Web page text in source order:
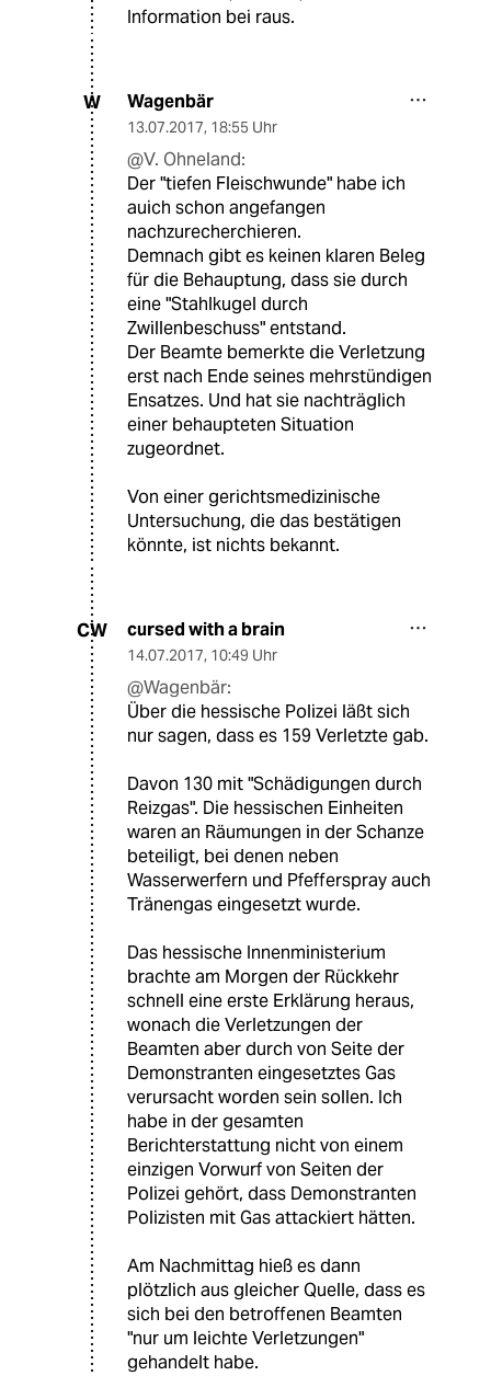
Information bei raus.
W Wagenbär
13.07.2017, 18:55 Uhr
@V. Ohneland:
Der "tiefen Fleischwunde" habe ich
auich schon angefangen
nachzurecherchieren.
Demnach gibt es keinen klaren Beleg
für die Behauptung, dass sie durch
eine "Stahlkugel durch
Zwillenbeschuss" entstand.
Der Beamte bemerkte die Verletzung
erst nach Ende seines mehrstündigen
Ensatzes. Und hat sie nachträglich
einer behaupteten Situation
zugeordnet.
Von einer gerichtsmedizinische
Untersuchung, die das bestätigen
könnte, ist nichts bekannt.
CW cursed with a brain
14.07.2017, 10:49 Uhr
@Wagenbär:
Über die hessische Polizei läßt sich
nur sagen, dass es 159 Verletzte gab.
Davon 130 mit "Schädigungen durch
Reizgas". Die hessischen Einheiten
waren an Räumungen in der Schanze
beteiligt, bei denen neben
Wasserwerfern und Pfefferspray auch
Tränengas eingesetzt wurde.
Das hessische Innenministerium
brachte am Morgen der Rückkehr
schnell eine erste Erklärung heraus,
wonach die Verletzungen der
Beamten aber durch von Seite der
Demonstranten eingesetztes Gas
verursacht worden sein sollen. Ich
habe in der gesamten
Berichterstattung nicht von einem
einzigen Vorwurf von Seiten der
Polizei gehört, dass Demonstranten
Polizisten mit Gas attackiert hätten.
Am Nachmittag hieß es dann
plötzlich aus gleicher Quelle, dass es
sich bei den betroffenen Beamten
"nur um leichte Verletzungen"
gehandelt habe.